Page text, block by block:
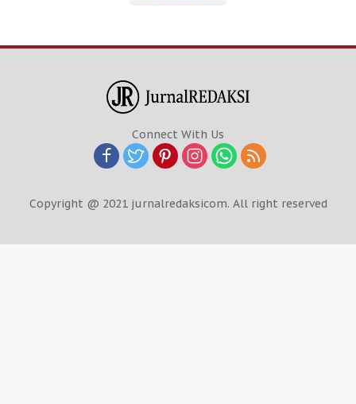
Connect With Us
Copyright @ 2021 jurnalredaksicom. All right reserved